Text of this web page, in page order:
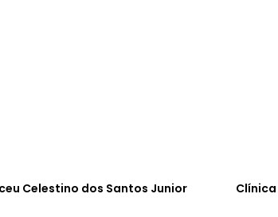
Celestino dos Santos Junior